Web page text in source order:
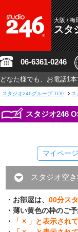
大阪 / 梅
スタ
06-6361-0246
どなた様でも、お電話1本
スタジオ246グループ TOP ス
スタジオ246
マイページ
スタジオ空
・お部屋は、00分ス
・薄い黄色の枠のご
・
「 × 」と表示され